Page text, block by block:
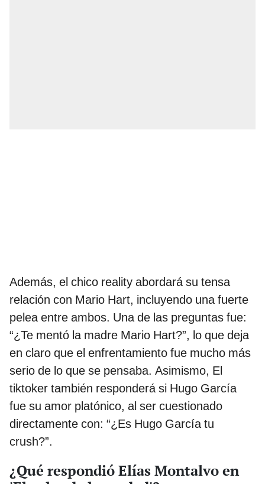
Además, el chico reality abordará su tensa
relación con Mario Hart, incluyendo una fuerte
pelea entre ambos. Una de las preguntas fue:
“¿Te mentó la madre Mario Hart?”, lo que deja
en claro que el enfrentamiento fue mucho más
serio de lo que se pensaba. Asimismo, El
tiktoker también responderá si Hugo García
fue su amor platónico, al ser cuestionado
directamente con: “¿Es Hugo García tu
crush?”.
¿Qué respondió Elías Montalvo en